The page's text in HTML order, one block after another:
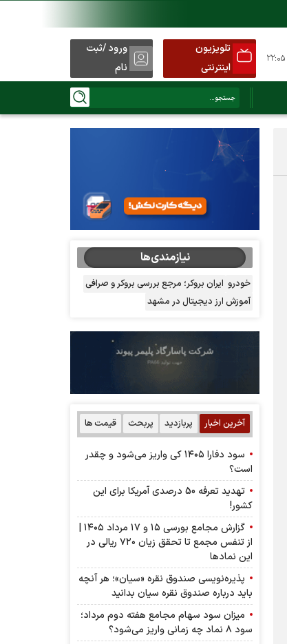
تلویزیون
اینترنتی
ورود /ثبت
نام
نیازمندی‌ها
خودرو ایران بروکر؛ مرجع بررسی بروکر و صرافی
آموزش ارز دیجیتال در مشهد
آخرین اخبار پربازدید پربحث قیمت ها
سود دفارا ۱۴۰۵ کی واریز می‌شود و چقدر
است؟
تهدید تعرفه 50 درصدی آمریکا برای این
کشور!
گزارش مجامع بورسی ۱۵ و ۱۷ مرداد ۱۴۰۵ |
از تنفس مجمع تا تحقق زیان ۷۲۰ ریالی در
این نماد‌ها
پذیره‌نویسی صندوق نقره «سیان»؛ هر آنچه
باید درباره صندوق نقره سیان بدانید
میزان سود سهام مجامع هفته دوم مرداد؛
سود ۸ نماد چه زمانی واریز می‌شود؟